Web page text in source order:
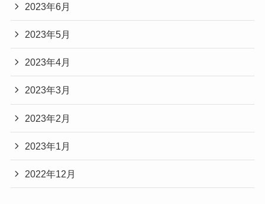
2023年6月
2023年5月
2023年4月
2023年3月
2023年2月
2023年1月
2022年12月